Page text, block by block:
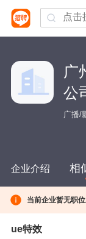
广
公
广播/
企业介绍 相
当前企业暂无职
ue特效